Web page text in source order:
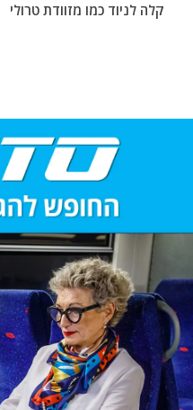
קלה לניוד כמו מזוודת טרולי